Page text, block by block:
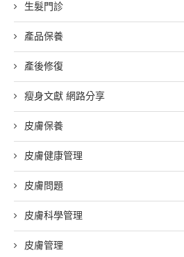
生髮門診
產品保養
產後修復
瘦身文獻 網路分享
皮膚保養
皮膚健康管理
皮膚問題
皮膚科學管理
皮膚管理